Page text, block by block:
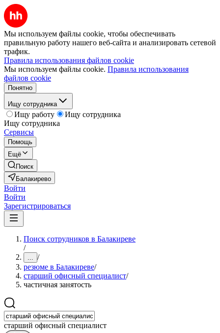
Мы используем файлы cookie, чтобы обеспечивать
правильную работу нашего веб-сайта и анализировать сетевой
трафик.
Правила использования файлов cookie
Мы используем файлы cookie. Правила использования
файлов cookie
Понятно
Ищу сотрудника
Ищу работу
Ищу сотрудника
Ищу сотрудника
Сервисы
Помощь
Ещё
Поиск
Балакирево
Войти
Войти
Зарегистрироваться
Поиск сотрудников в Балакиреве
/
... /
резюме в Балакиреве/
старший офисный специалист/
частичная занятость
старший офисный специалист